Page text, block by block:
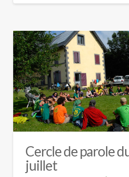
Cercle de parole
juillet